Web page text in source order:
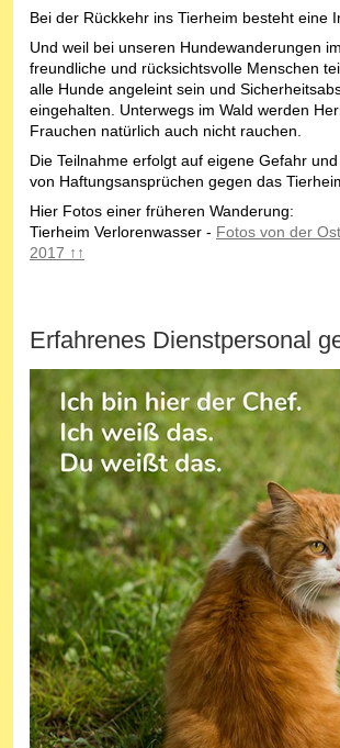
Bei der Rückkehr ins Tierheim besteht eine
Und weil bei unseren Hundewanderungen
freundliche und rücksichtsvolle Menschen
alle Hunde angeleint sein und
eingehalten. Unterwegs im Wald werden
Frauchen natürlich auch nicht rauchen.
Die Teilnahme erfolgt auf eigene Gefahr
von Haftungsansprüchen gegen das
Hier Fotos einer früheren Wanderung:
Tierheim Verlorenwasser - Fotos von der
2017 ↑↑
Erfahrenes Dienstpersonal